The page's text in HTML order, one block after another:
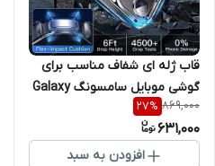
قاب ژله ای شفاف مناسب برای
گوشی موبایل سامسونگ Galaxy
A13 5G / A04S
869,000
27%
631,000
افزودن به سبد